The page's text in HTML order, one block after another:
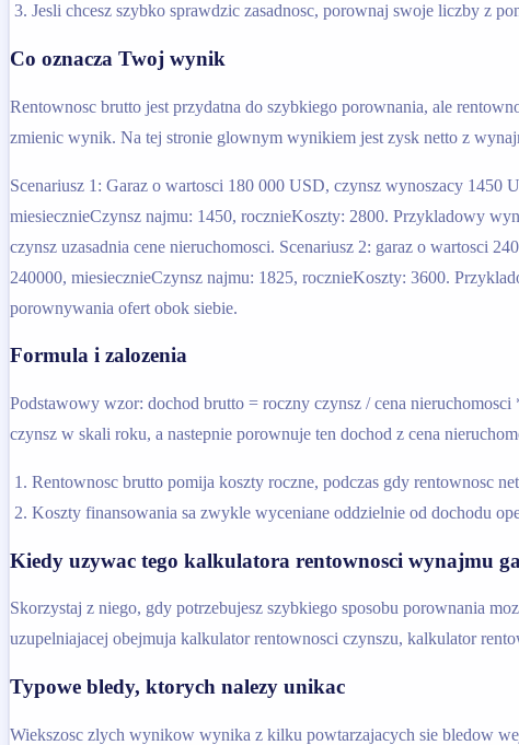
Jesli chcesz szybko sprawdzic zasadnosc, porownaj swoje liczby z
Co oznacza Twoj wynik
Rentownosc brutto jest przydatna do szybkiego porownania, ale
zmienic wynik. Na tej stronie glownym wynikiem jest zysk netto z
Scenariusz 1: Garaz o wartosci 180 000 USD, czynsz wynoszacy
miesiecznieCzynsz najmu: 1450, rocznieKoszty: 2800. Przykladowy
czynsz uzasadnia cene nieruchomosci. Scenariusz 2: garaz o wartosci
240000, miesiecznieCzynsz najmu: 1825, rocznieKoszty: 3600.
porownywania ofert obok siebie.
Formula i zalozenia
Podstawowy wzor: dochod brutto = roczny czynsz / cena
czynsz w skali roku, a nastepnie porownuje ten dochod z cena
Rentownosc brutto pomija koszty roczne, podczas gdy rentownosc
Koszty finansowania sa zwykle wyceniane oddzielnie od dochodu
Kiedy uzywac tego kalkulatora rentownosci wynajmu
Skorzystaj z niego, gdy potrzebujesz szybkiego sposobu porownania
uzupelniajacej obejmuja kalkulator rentownosci czynszu, kalkulator
Typowe bledy, ktorych nalezy unikac
Wiekszosc zlych wynikow wynika z kilku powtarzajacych sie bledow